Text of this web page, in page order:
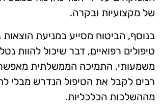
של מקצועיות ובקרה.
בנוסף, הביטוח מסייע במניעת הוצאות
טיפולים רפואיים, דבר שיכול להוות
משמעותי. התמיכה הממשלתית
רבים לקבל את הטיפול הנדרש מבלי
מההשלכות הכלכליות.